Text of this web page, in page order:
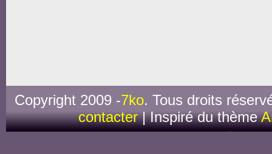
Copyright 2009 -7ko. Tous droits
contacter| Inspiré du thème